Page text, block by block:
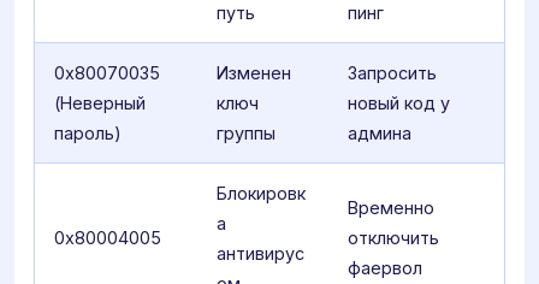
путь
пинг
0x80070035
(Неверный
пароль)
Изменен
ключ
группы
Запросить
новый код у
админа
0x80004005
Блокировк
а
антивирус
Временно
отключить
фаервол